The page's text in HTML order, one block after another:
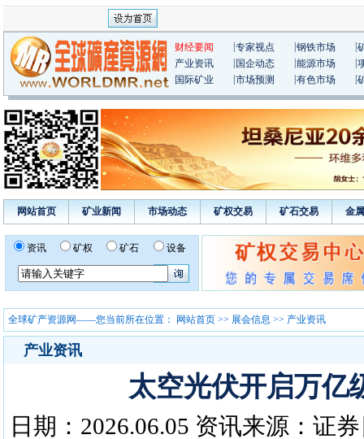
财经要闻 专家视点 钢铁市场
产业资讯
国企动态 能源市场
国际矿业
市场预测 有色市场
网站首页 矿业新闻 市场动态 矿权交易 矿石交易 金
资讯 矿权 矿石 设备
全球矿产资源网——您当前所在位置： 网站首页 >> 展会信息 >> 产业资讯
产业资讯
太空光伏开启万亿
日期：2026.06.05 资讯来源：证